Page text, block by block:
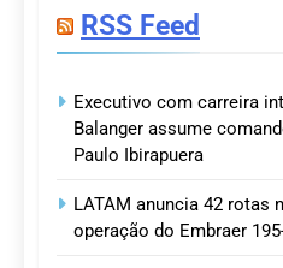
RSS Feed
Executivo com carreira
Balanger assume
Paulo Ibirapuera
LATAM anuncia 42 rotas
operação do Embraer